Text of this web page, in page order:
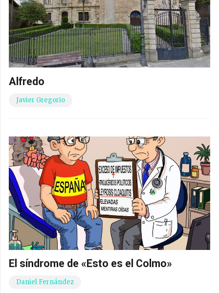
Alfredo
Javier Gregorio
El síndrome de «Esto es el Colmo»
Daniel Fernández